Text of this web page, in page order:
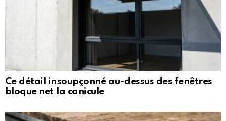
Ce détail insoupçonné au-dessus des fenêtres
bloque net la canicule